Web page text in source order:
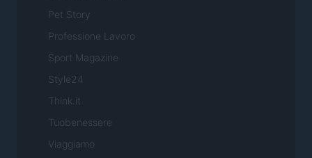
Pet Story
Professione Lavoro
Sport Magazine
Style24
Think.it
Tuobenessere
Viaggiamo